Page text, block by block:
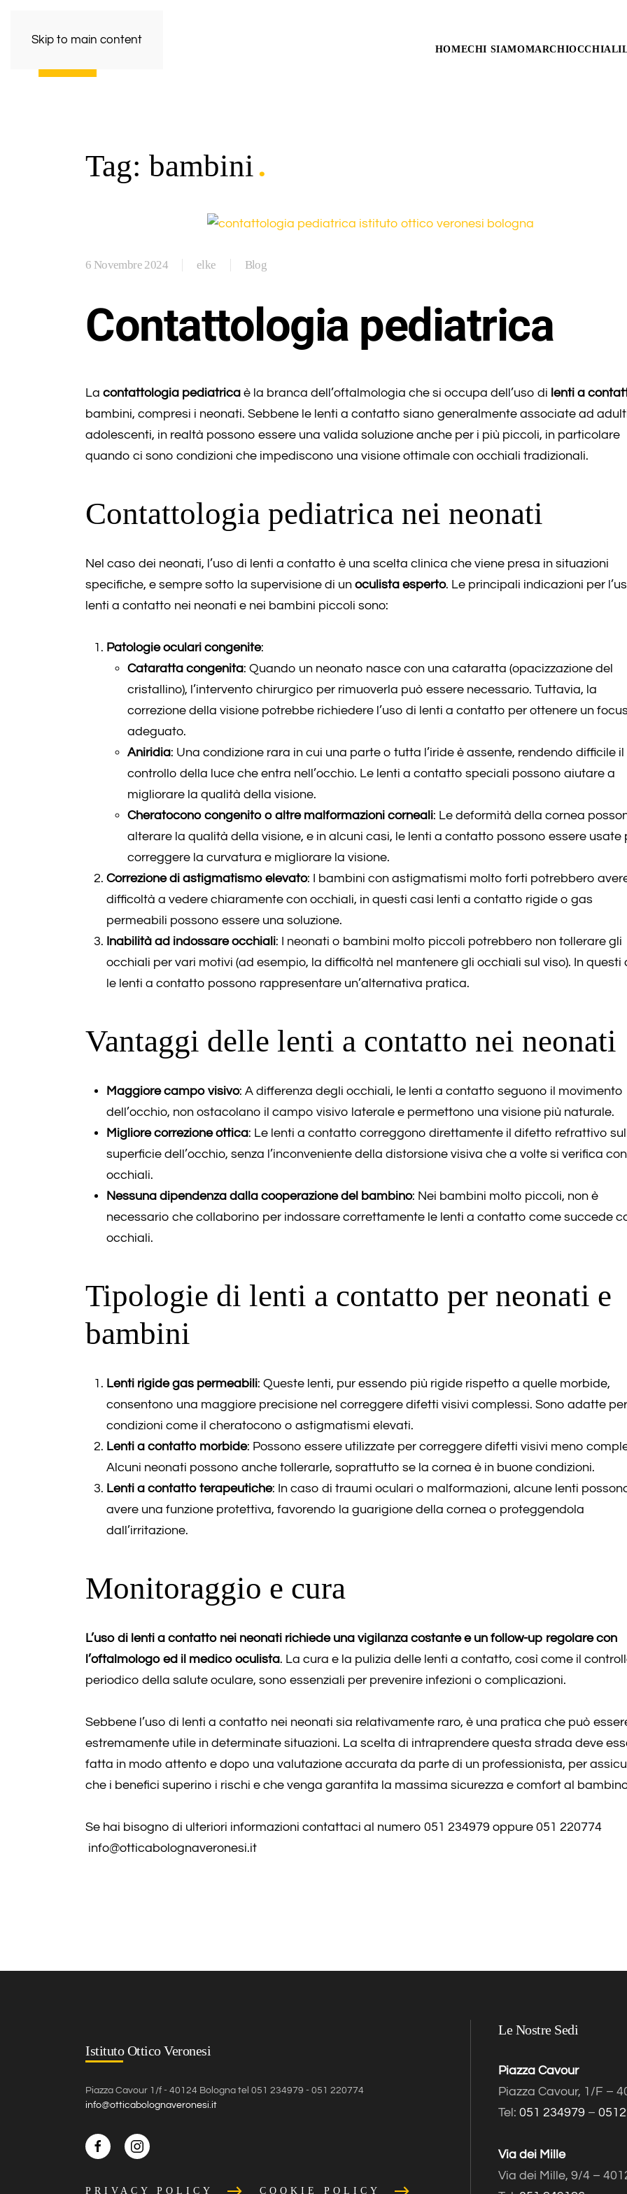
Skip to main content
HOMECHI SIAMOMARCHIOCCHIALI
Tag: bambini
6 Novembre 2024 elke Blog
Contattologia pediatrica
La contattologia pediatrica è la branca dell’oftalmologia che si occupa dell’uso di lenti a
bambini, compresi i neonati. Sebbene le lenti a contatto siano generalmente associate ad
adolescenti, in realtà possono essere una valida soluzione anche per i più piccoli, in particolare
quando ci sono condizioni che impediscono una visione ottimale con occhiali tradizionali.
Contattologia pediatrica nei neonati
Nel caso dei neonati, l’uso di lenti a contatto è una scelta clinica che viene presa in situazioni
specifiche, e sempre sotto la supervisione di un oculista esperto. Le principali indicazioni per
lenti a contatto nei neonati e nei bambini piccoli sono:
Patologie oculari congenite:
Cataratta congenita: Quando un neonato nasce con una cataratta (opacizzazione del
cristallino), l’intervento chirurgico per rimuoverla può essere necessario. Tuttavia, la
correzione della visione potrebbe richiedere l’uso di lenti a contatto per ottenere un focus
adeguato.
Aniridia: Una condizione rara in cui una parte o tutta l’iride è assente, rendendo difficile il
controllo della luce che entra nell’occhio. Le lenti a contatto speciali possono aiutare a
migliorare la qualità della visione.
Cheratocono congenito o altre malformazioni corneali: Le deformità della cornea
alterare la qualità della visione, e in alcuni casi, le lenti a contatto possono essere usate
correggere la curvatura e migliorare la visione.
Correzione di astigmatismo elevato: I bambini con astigmatismi molto forti potrebbero
difficoltà a vedere chiaramente con occhiali, in questi casi lenti a contatto rigide o gas
permeabili possono essere una soluzione.
Inabilità ad indossare occhiali: I neonati o bambini molto piccoli potrebbero non tollerare gli
occhiali per vari motivi (ad esempio, la difficoltà nel mantenere gli occhiali sul viso). In questi
le lenti a contatto possono rappresentare un’alternativa pratica.
Vantaggi delle lenti a contatto nei neonati
Maggiore campo visivo: A differenza degli occhiali, le lenti a contatto seguono il movimento
dell’occhio, non ostacolano il campo visivo laterale e permettono una visione più naturale.
Migliore correzione ottica: Le lenti a contatto correggono direttamente il difetto refrattivo
superficie dell’occhio, senza l’inconveniente della distorsione visiva che a volte si verifica
occhiali.
Nessuna dipendenza dalla cooperazione del bambino: Nei bambini molto piccoli, non è
necessario che collaborino per indossare correttamente le lenti a contatto come succede
occhiali.
Tipologie di lenti a contatto per neonati e
bambini
Lenti rigide gas permeabili: Queste lenti, pur essendo più rigide rispetto a quelle morbide,
consentono una maggiore precisione nel correggere difetti visivi complessi. Sono adatte per
condizioni come il cheratocono o astigmatismi elevati.
Lenti a contatto morbide: Possono essere utilizzate per correggere difetti visivi meno
Alcuni neonati possono anche tollerarle, soprattutto se la cornea è in buone condizioni.
Lenti a contatto terapeutiche: In caso di traumi oculari o malformazioni, alcune lenti
avere una funzione protettiva, favorendo la guarigione della cornea o proteggendola
dall’irritazione.
Monitoraggio e cura
L’uso di lenti a contatto nei neonati richiede una vigilanza costante e un follow-up regolare con
l’oftalmologo ed il medico oculista. La cura e la pulizia delle lenti a contatto, così come il
periodico della salute oculare, sono essenziali per prevenire infezioni o complicazioni.
Sebbene l’uso di lenti a contatto nei neonati sia relativamente raro, è una pratica che può
estremamente utile in determinate situazioni. La scelta di intraprendere questa strada deve
fatta in modo attento e dopo una valutazione accurata da parte di un professionista, per
che i benefici superino i rischi e che venga garantita la massima sicurezza e comfort al
Se hai bisogno di ulteriori informazioni contattaci al numero 051 234979 oppure 051 220774
info@otticabolognaveronesi.it
Istituto Ottico Veronesi
Piazza Cavour 1/f - 40124 Bologna tel 051 234979 - 051 220774
info@otticabolognaveronesi.it
PRIVACY POLICY COOKIE POLICY
Le Nostre Sedi
Piazza Cavour
Piazza Cavour, 1/F –
Tel: 051 234979 –
Via dei Mille
Via dei Mille, 9/4 –